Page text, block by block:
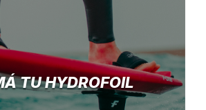
TU HYDROFOIL